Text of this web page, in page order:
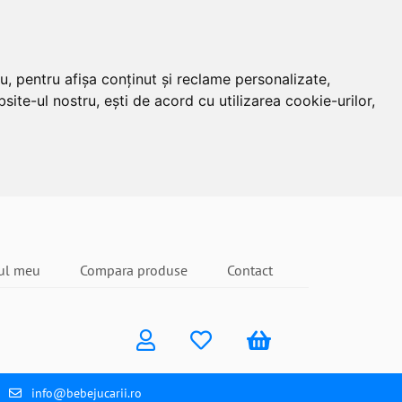
pentru afișa conținut și reclame personalizate,
ul nostru, ești de acord cu utilizarea cookie-urilor,
meu Compara produse Contact
info@bebejucarii.ro